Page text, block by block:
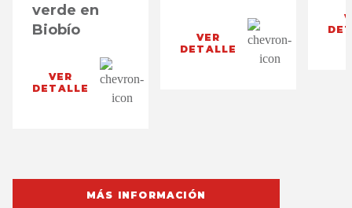
verde en
Biobío
VER
DETALLE
VER
DETALLE
MÁS INFORMACIÓN